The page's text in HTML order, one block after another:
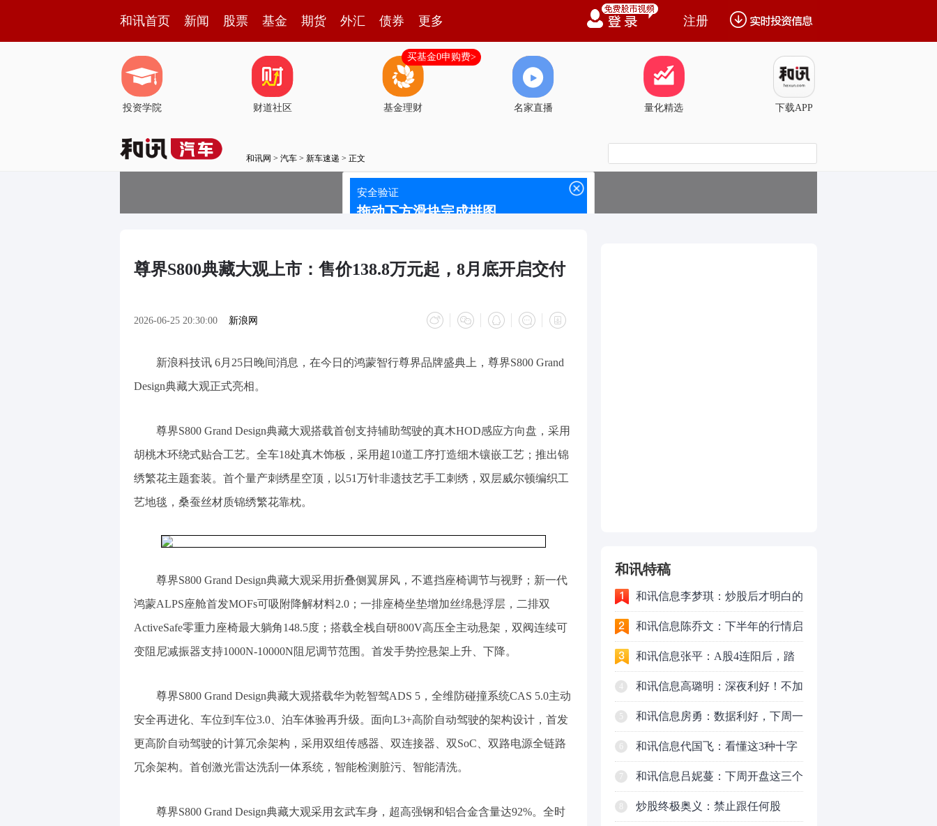
和讯首页 新闻 股票 基金 期货 外汇 债券 更多 注册
投资学院 财道社区 基金理财
买基金0申购费>
名家直播 量化精选 下载APP
和讯网 > 汽车 > 新车速递 > 正文
尊界S800典藏大观上市：售价138.8万元起，8月底开启交付
2026-06-25 20:30:00 新浪网
新浪科技讯 6月25日晚间消息，在今日的鸿蒙智行尊界品牌盛典上，尊界S800 Grand
Design典藏大观正式亮相。
尊界S800 Grand Design典藏大观搭载首创支持辅助驾驶的真木HOD感应方向盘，采用
胡桃木环绕式贴合工艺。全车18处真木饰板，采用超10道工序打造细木镶嵌工艺；推出锦
绣繁花主题套装。首个量产刺绣星空顶，以51万针非遗技艺手工刺绣，双层威尔顿编织工
艺地毯，桑蚕丝材质锦绣繁花靠枕。
尊界S800 Grand Design典藏大观采用折叠侧翼屏风，不遮挡座椅调节与视野；新一代
鸿蒙ALPS座舱首发MOFs可吸附降解材料2.0；一排座椅坐垫增加丝绵悬浮层，二排双
ActiveSafe零重力座椅最大躺角148.5度；搭载全栈自研800V高压全主动悬架，双阀连续可
变阻尼减振器支持1000N-10000N阻尼调节范围。首发手势控悬架上升、下降。
尊界S800 Grand Design典藏大观搭载华为乾智驾ADS 5，全维防碰撞系统CAS 5.0主动
安全再进化、车位到车位3.0、泊车体验再升级。面向L3+高阶自动驾驶的架构设计，首发
更高阶自动驾驶的计算冗余架构，采用双组传感器、双连接器、双SoC、双路电源全链路
冗余架构。首创激光雷达洗刮一体系统，智能检测脏污、智能清洗。
尊界S800 Grand Design典藏大观采用玄武车身，超高强钢和铝合金含量达92%。全时
和讯特稿
和讯信息李梦琪：炒股后才明白的
九个人生道理
和讯信息陈乔文：下半年的行情启
动了
和讯信息张平：A股4连阳后，踏
空怎么办？结构性回补！
和讯信息高璐明：深夜利好！不加
息了？周一还能涨吗？
5 和讯信息房勇：数据利好，下周一
应对方案
和讯信息代国飞：看懂这3种十字
星k线形态
7 和讯信息吕妮蔓：下周开盘这三个
方向，还有仓位的朋友一定要拿稳
炒股终极奥义：禁止跟任何股